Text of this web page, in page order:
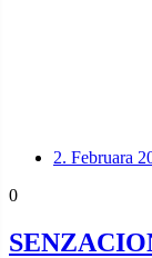
2. Februara
0